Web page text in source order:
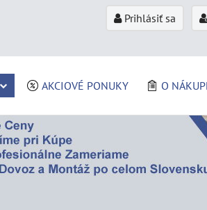
Prihlásiť sa
AKCIOVÉ PONUKY O